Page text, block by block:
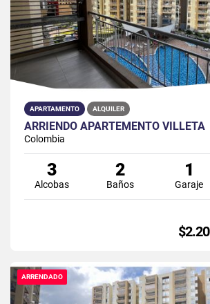
APARTAMENTO ALQUILER
ARRIENDO APARTEMENTO VILLETA
Colombia
3
Alcobas
2
Baños
1
Garaje
ARRENDADO